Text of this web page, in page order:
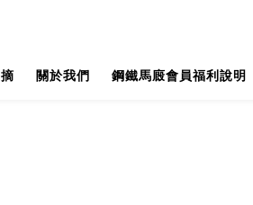
關於我們 鋼鐵馬廄會員福利說明